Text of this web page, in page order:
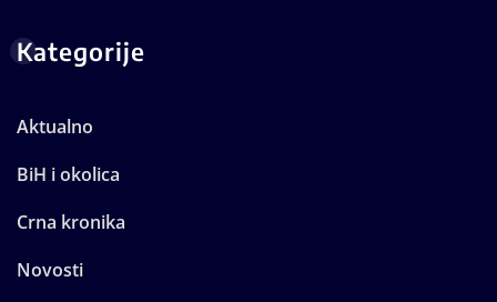
Kategorije
Aktualno
BiH i okolica
Crna kronika
Novosti